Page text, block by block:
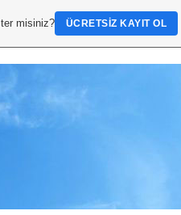
misiniz? ÜCRETSIZ KAYIT OL